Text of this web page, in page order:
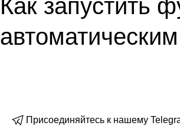
Как запустить
Присоединяйтесь к нашему